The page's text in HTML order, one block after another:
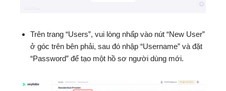
Trên trang “Users”, vui lòng nhấp vào nút “New User”
ở góc trên bên phải, sau đó nhập “Username” và đặt
“Password” để tạo một hồ sơ người dùng mới.